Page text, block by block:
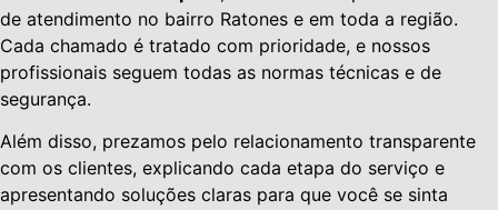
de atendimento no bairro Ratones e em toda a região.
Cada chamado é tratado com prioridade, e nossos
profissionais seguem todas as normas técnicas e de
segurança.
Além disso, prezamos pelo relacionamento transparente
com os clientes, explicando cada etapa do serviço e
apresentando soluções claras para que você se sinta